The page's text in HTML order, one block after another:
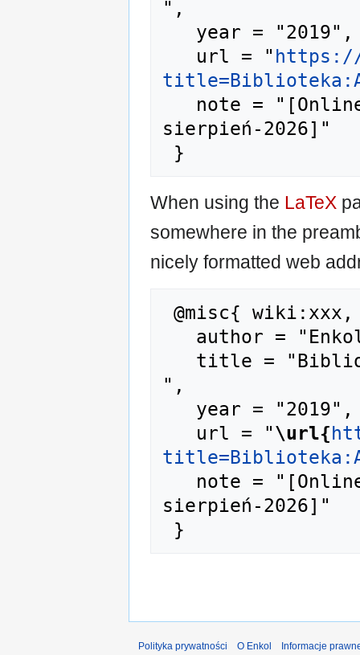
",
   url = "
title=Biblioteka:A-
sierpień-2026]"
When using the LaTeX
somewhere in the
nicely formatted web
",
   url = "
\url{
title=Biblioteka:A-
sierpień-2026]"
Polityka prywatności O Enkol Informacje